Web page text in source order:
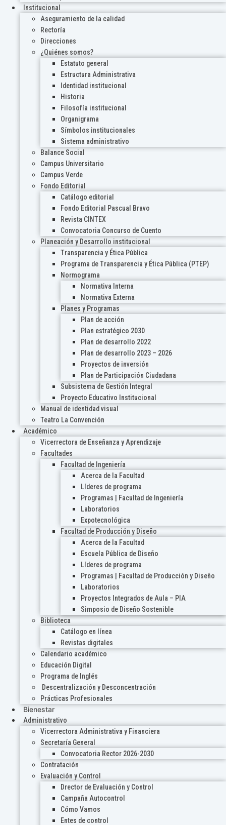
Institucional
Aseguramiento de la calidad
Rectoría
Direcciones
¿Quiénes somos?
Estatuto general
Estructura Administrativa
Identidad institucional
Historia
Filosofía institucional
Organigrama
Símbolos institucionales
Sistema administrativo
Balance Social
Campus Universitario
Campus Verde
Fondo Editorial
Catálogo editorial
Fondo Editorial Pascual Bravo
Revista CINTEX
Convocatoria Concurso de Cuento
Planeación y Desarrollo institucional
Transparencia y Ética Pública
Programa de Transparencia y Ética Pública (PTEP)
Normograma
Normativa Interna
Normativa Externa
Planes y Programas
Plan de acción
Plan estratégico 2030
Plan de desarrollo 2022
Plan de desarrollo 2023 – 2026
Proyectos de inversión
Plan de Participación Ciudadana
Subsistema de Gestión Integral
Proyecto Educativo Institucional
Manual de identidad visual
Teatro La Convención
Académico
Vicerrectora de Enseñanza y Aprendizaje
Facultades
Facultad de Ingeniería
Acerca de la Facultad
Líderes de programa
Programas | Facultad de Ingeniería
Laboratorios
Expotecnológica
Facultad de Producción y Diseño
Acerca de la Facultad
Escuela Pública de Diseño
Líderes de programa
Programas | Facultad de Producción y Diseño
Laboratorios
Proyectos Integrados de Aula – PIA
Simposio de Diseño Sostenible
Biblioteca
Catálogo en línea
Revistas digitales
Calendario académico
Educación Digital
Programa de Inglés
Descentralización y Desconcentración
Prácticas Profesionales
Bienestar
Administrativo
Vicerrectora Administrativa y Financiera
Secretaría General
Convocatoria Rector 2026-2030
Contratación
Evaluación y Control
Drector de Evaluación y Control
Campaña Autocontrol
Cómo Vamos
Entes de control